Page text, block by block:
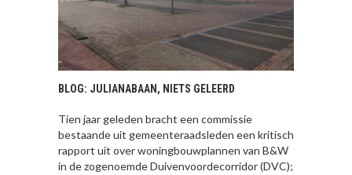
BLOG: JULIANABAAN, NIETS GELEERD
Tien jaar geleden bracht een commissie
bestaande uit gemeenteraadsleden een kritisch
rapport uit over woningbouwplannen van B&W
in de zogenoemde Duivenvoordecorridor (DVC);